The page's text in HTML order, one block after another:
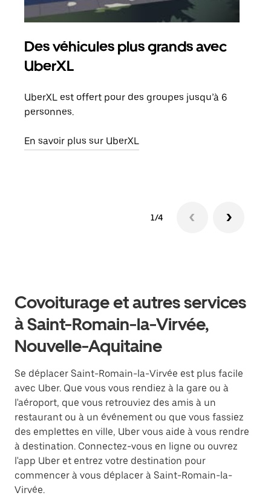
Des véhicules plus grands avec
UberXL
UberXL est offert pour des groupes jusqu’à 6
personnes.
En savoir plus sur UberXL
1/4
Covoiturage et autres services
à Saint-Romain-la-Virvée,
Nouvelle-Aquitaine
Se déplacer Saint-Romain-la-Virvée est plus facile
avec Uber. Que vous vous rendiez à la gare ou à
l'aéroport, que vous retrouviez des amis à un
restaurant ou à un événement ou que vous fassiez
des emplettes en ville, Uber vous aide à vous rendre
à destination. Connectez-vous en ligne ou ouvrez
l'app Uber et entrez votre destination pour
commencer à vous déplacer à Saint-Romain-la-
Virvée.